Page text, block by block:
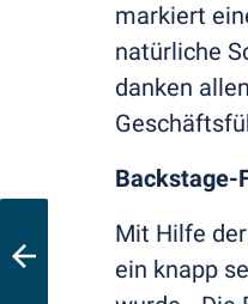
markiert
natürliche
danken
Backstage-
Mit Hilfe
ein knapp